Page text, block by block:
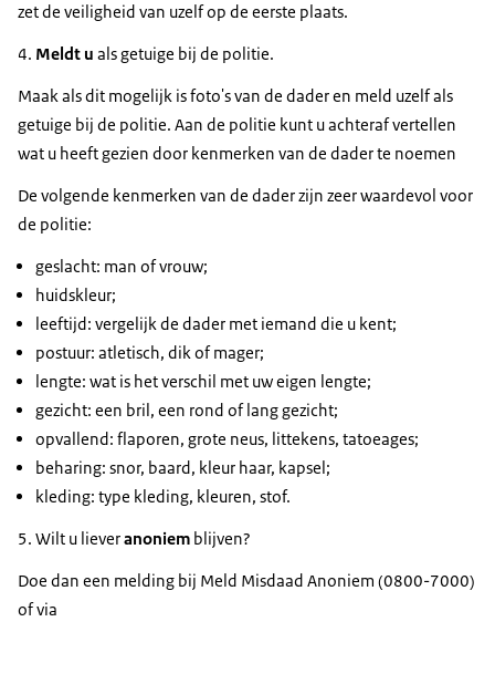
zet de veiligheid van uzelf op de eerste plaats.
4. Meldt u als getuige bij de politie.
Maak als dit mogelijk is foto's van de dader en meld uzelf als
getuige bij de politie. Aan de politie kunt u achteraf vertellen
wat u heeft gezien door kenmerken van de dader te noemen
De volgende kenmerken van de dader zijn zeer waardevol voor
de politie:
geslacht: man of vrouw;
huidskleur;
leeftijd: vergelijk de dader met iemand die u kent;
postuur: atletisch, dik of mager;
lengte: wat is het verschil met uw eigen lengte;
gezicht: een bril, een rond of lang gezicht;
opvallend: flaporen, grote neus, littekens, tatoeages;
beharing: snor, baard, kleur haar, kapsel;
kleding: type kleding, kleuren, stof.
5. Wilt u lieveranoniem blijven?
Doe dan een melding bij Meld Misdaad Anoniem (0800-7000)
of via